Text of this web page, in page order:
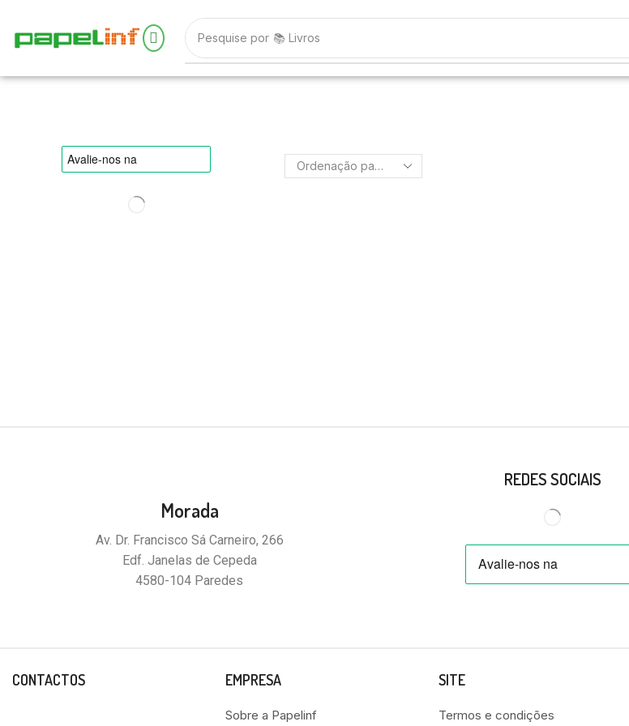
Pesquise por 📚 Livros
Morada
Av. Dr. Francisco Sá Carneiro, 266
Edf. Janelas de Cepeda
4580-104 Paredes
REDES SOCIAIS
CONTACTOS EMPRESA
Sobre a Papelinf
SITE
Termos e condições